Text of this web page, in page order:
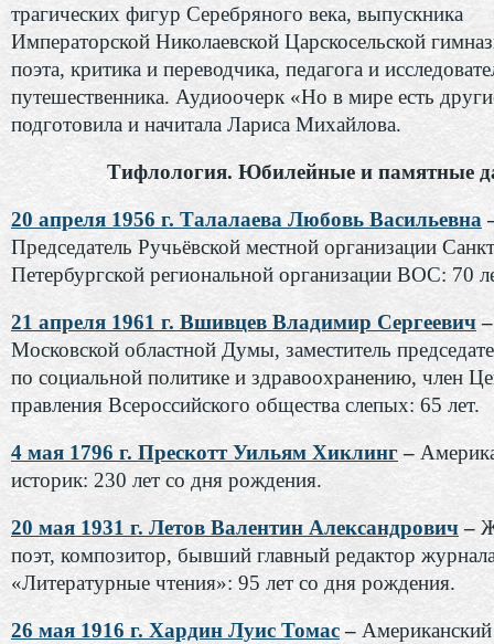
трагических фигур Серебряного века, выпускника
Императорской Николаевской Царскосельской
поэта, критика и переводчика, педагога и
путешественника. Аудиоочерк «Но в мире есть
подготовила и начитала Лариса Михайлова.
Тифлология. Юбилейные и памятные
20 апреля 1956 г. Талалаева Любовь Васильевна
Председатель Ручьёвской местной организации
Петербургской региональной организации ВОС: 70
21 апреля 1961 г. Вшивцев Владимир Сергеевич
Московской областной Думы, заместитель
по социальной политике и здравоохранению, член
правления Всероссийского общества слепых: 65 лет.
4 мая 1796 г. Прескотт Уильям Хиклинг–
историк: 230 лет со дня рождения.
20 мая 1931 г. Летов Валентин Александрович–
поэт, композитор, бывший главный редактор
«Литературные чтения»: 95 лет со дня рождения.
26 мая 1916 г. Хардин Луис Томас– Американский